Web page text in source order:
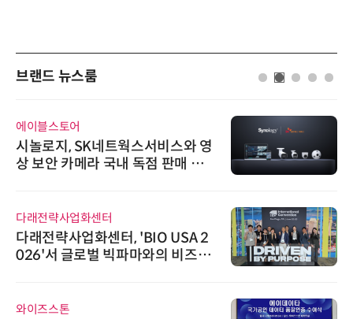
브랜드 뉴스룸
에이블스토어
시놀로지, SK네트웍스서비스와 영
상 보안 카메라 국내 독점 판매 파
다래전략사업화센터
다래전략사업화센터, 'BIO USA 2
026'서 글로벌 빅파마와의 비즈니
와이즈스톤